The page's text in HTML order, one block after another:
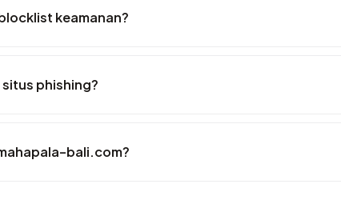
keamanan?
phishing?
bali.com?